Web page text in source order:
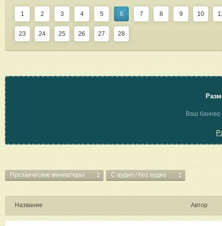
1 2 3 4 5 6 7 8 9 10
23 24 25 26 27 28
Ваш баннер
Прозаические миниатюры C аудио / без аудио
Название Автор